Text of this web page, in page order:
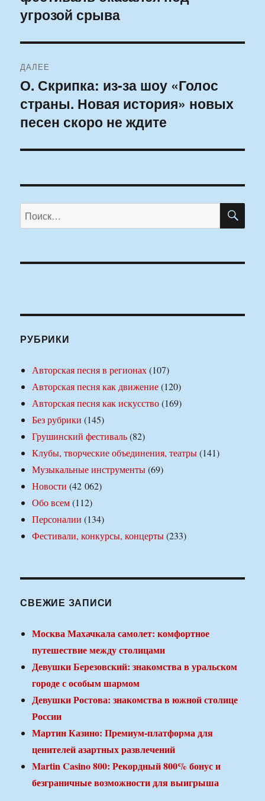
угрозой срыва
ДАЛЕЕ
Следующая
запись:
О. Скрипка: из-за шоу «Голос
страны. Новая история» новых
песен скоро не ждите
Искать:
РУБРИКИ
Авторская песня в регионах(107)
Авторская песня как движение(120)
Авторская песня как искусство(169)
Без рубрики (145)
Грушинский фестиваль(82)
Клубы, творческие объединения, театры(141)
Музыкальные инструменты(69)
Новости (42 062)
Обо всем(112)
Персоналии (134)
Фестивали, конкурсы, концерты(233)
СВЕЖИЕ ЗАПИСИ
Москва Махачкала самолет: комфортное
путешествие между столицами
Девушки Березовский: знакомства в уральском
городе с особым шармом
Девушки Ростова: знакомства в южной столице
России
Мартин Казино: Премиум-платформа для
ценителей азартных развлечений
Martin Casino 800: Рекордный 800% бонус и
безграничные возможности для выигрыша